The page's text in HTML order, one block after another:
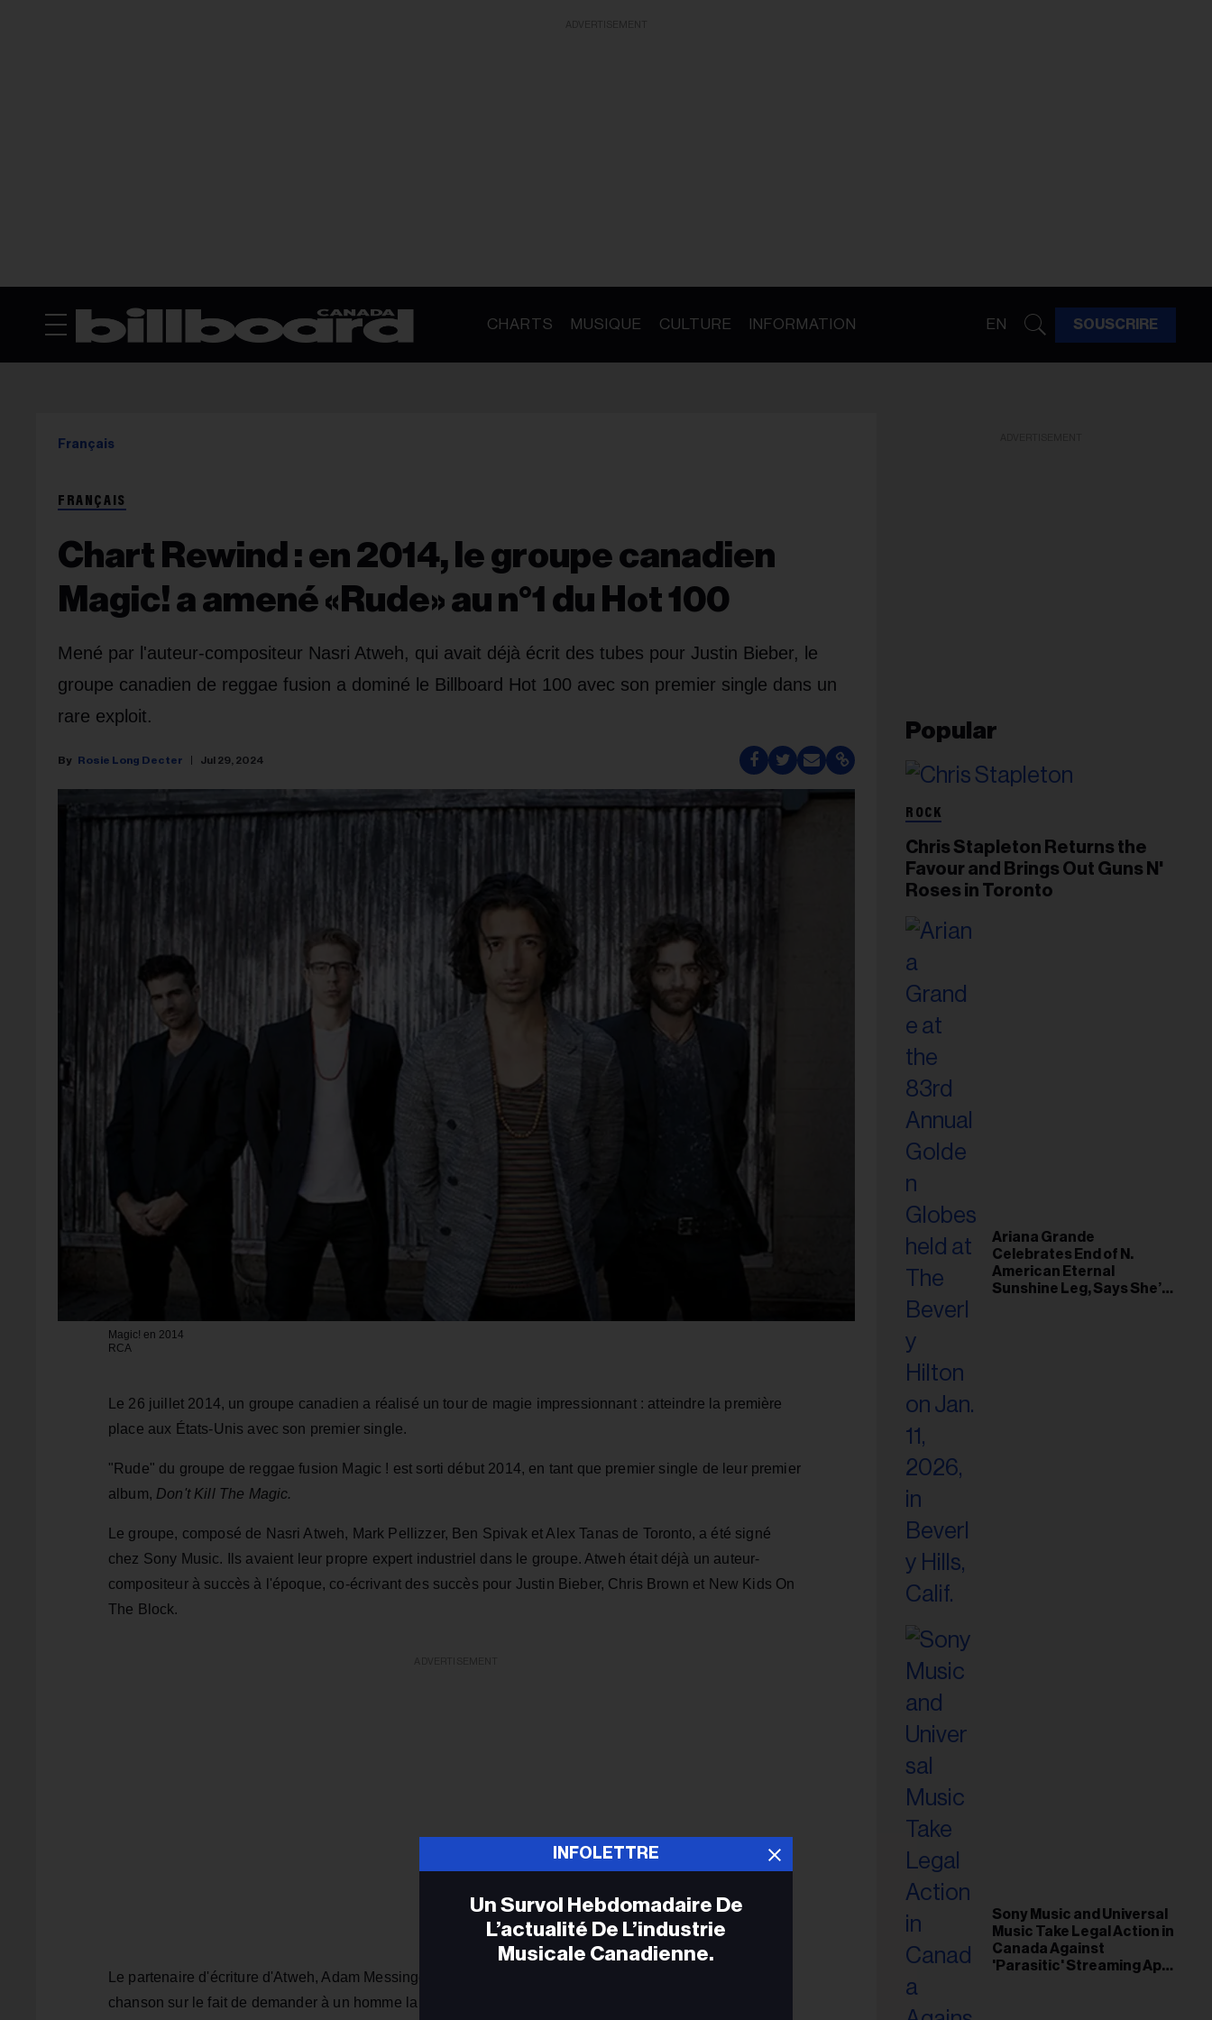
CHARTS MUSIQUE CULTURE INFORMATION EN SOUSCRIRE
Français
FRANÇAIS
Chart Rewind : en 2014, le groupe canadien
Magic! a amené «Rude» au n°1 du Hot 100
Mené par l'auteur-compositeur Nasri Atweh, qui avait déjà écrit des tubes pour Justin Bieber, le
groupe canadien de reggae fusion a dominé le Billboard Hot 100 avec son premier single dans un
rare exploit.
Rosie Long Decter Jul 29, 2024
Magic! en 2014
RCA
Le 26 juillet 2014, un groupe canadien a réalisé un tour de magie impressionnant : atteindre la première
place aux États-Unis avec son premier single.
"Rude" du groupe de reggae fusion Magic ! est sorti début 2014, en tant que premier single de leur premier
album, Don't Kill The Magic.
Le groupe, composé de Nasri Atweh, Mark Pellizzer, Ben Spivak et Alex Tanas de Toronto, a été signé
chez Sony Music. Ils avaient leur propre expert industriel dans le groupe. Atweh était déjà un auteur-
compositeur à succès à l'époque, co-écrivant des succès pour Justin Bieber, Chris Brown et New Kids On
The Block.
Le partenaire d'écriture d'Atweh, Adam Messinger, a aidé à écrire "Rude" aux côtés du groupe, une
chanson sur le fait de demander à un homme la main de sa fille en mariage et de recevoir des
Popular
ROCK
Chris Stapleton Returns the
Favour and Brings Out Guns N'
Roses in Toronto
Ariana Grande
Celebrates End of N.
American Eternal
Sunshine Leg, Says She’s
Sony Music and Universal
Music Take Legal Action in
Canada Against
'Parasitic' Streaming App
INFOLETTRE
Un Survol Hebdomadaire De
L’actualité De L’industrie
Musicale Canadienne.